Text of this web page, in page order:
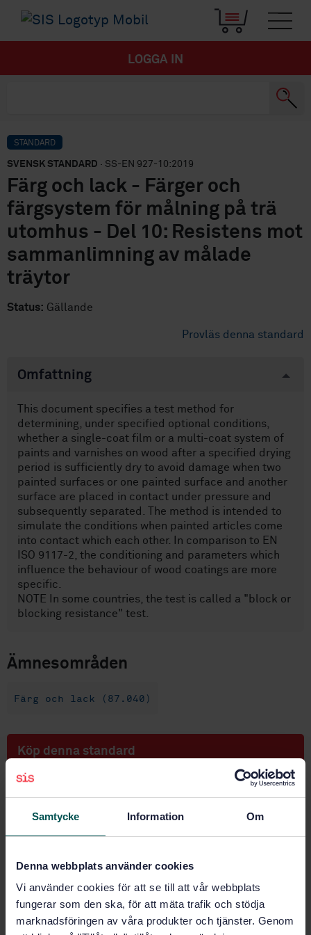
Samtycke Information Om
Denna webbplats använder cookies
Vi använder cookies för att se till att vår webbplats
fungerar som den ska, för att mäta trafik och stödja
marknadsföringen av våra produkter och tjänster. Genom
LOGGA IN
STANDARD
SVENSK STANDARD · SS-EN 927-10:2019
Färg och lack - Färger och
färgsystem för målning på trä
utomhus - Del 10: Resistens mot
sammanlimning av målade
träytor
Status: Gällande
Provläs denna standard
Omfattning
This document specifies a test method for
determining, under specified optional conditions,
whether a single-coat film or a multi-coat system of
paints and varnishes on wood after a specified drying
period is sufficiently dry to avoid damage when two
painted surfaces or one painted surface and another
surface are placed in contact under pressure and
subsequently separated. The method is intended to
simulate the conditions when painted articles come
into contact which each other. In comparison to EN
ISO 9117-2, the conditioning and parameters which
influence the behaviour of wood coatings are more
specific.
NOTE In some countries, the test is called a "block or
blocking resistance" test.
Ämnesområden
Färg och lack (87.040)
Köp denna standard
STANDARD
Färg och lack - Färger och färgsystem för målning på
trä utomhus - Del 10: Resistens mot sammanlimning
Prenumerera på standarden - Läs mer
Pris:1 097 SEK